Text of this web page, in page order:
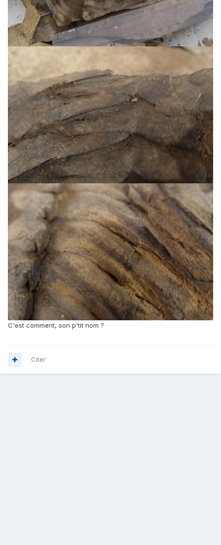
C'est comment, son p'tit nom ?
Citer